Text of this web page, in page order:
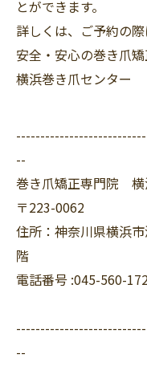
とができます。
詳しくは、ご予約の
安全・安心の巻き爪
横浜巻き爪センター
--
巻き爪矯正専門院 横
〒223-0062
住所：神奈川県横浜
階
電話番号 :045-560-
--